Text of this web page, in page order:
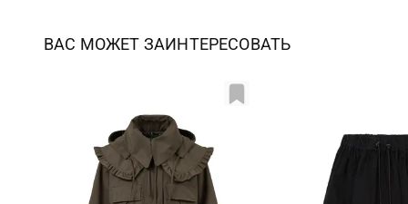
ВАС МОЖЕТ ЗАИНТЕРЕСОВАТЬ